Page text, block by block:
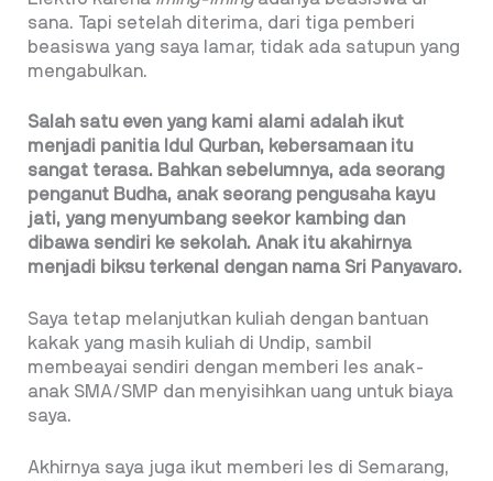
sana. Tapi setelah diterima, dari tiga pemberi
beasiswa yang saya lamar, tidak ada satupun yang
mengabulkan.
Salah satu even yang kami alami adalah ikut
menjadi panitia Idul Qurban, kebersamaan itu
sangat terasa. Bahkan sebelumnya, ada seorang
penganut Budha, anak seorang pengusaha kayu
jati, yang menyumbang seekor kambing dan
dibawa sendiri ke sekolah. Anak itu akahirnya
menjadi biksu terkenal dengan nama Sri Panyavaro.
Saya tetap melanjutkan kuliah dengan bantuan
kakak yang masih kuliah di Undip, sambil
membeayai sendiri dengan memberi les anak-
anak SMA/SMP dan menyisihkan uang untuk biaya
saya.
Akhirnya saya juga ikut memberi les di Semarang,